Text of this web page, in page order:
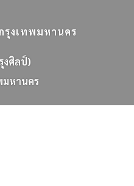
รุงเทพมหานคร
งศิลป์)
มหานคร